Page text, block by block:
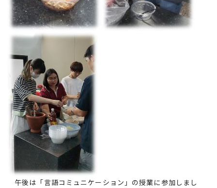
午後は「言語コミュニケーション」の授業に参加しまし